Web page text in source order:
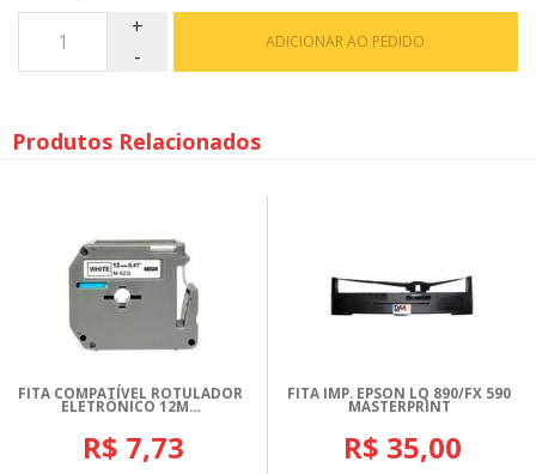
ADICIONAR AO PEDIDO
Produtos Relacionados
FITA COMPATÍVEL ROTULADOR
ELETRÔNICO 12M...
R$ 7,73
FITA IMP. EPSON LQ 890/FX 590
MASTERPRINT
R$ 35,00